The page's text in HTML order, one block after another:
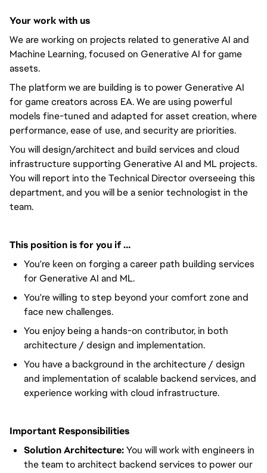
Your work with us
We are working on projects related to generative AI and
Machine Learning, focused on Generative AI for game
assets.
The platform we are building is to power Generative AI
for game creators across EA. We are using powerful
models fine-tuned and adapted for asset creation, where
performance, ease of use, and security are priorities.
You will design/architect and build services and cloud
infrastructure supporting Generative AI and ML projects.
You will report into the Technical Director overseeing this
department, and you will be a senior technologist in the
team.
This position is for you if …
You're keen on forging a career path building services
for Generative AI and ML.
You're willing to step beyond your comfort zone and
face new challenges.
You enjoy being a hands-on contributor, in both
architecture / design and implementation.
You have a background in the architecture / design
and implementation of scalable backend services, and
experience working with cloud infrastructure.
Important Responsibilities
Solution Architecture:You will work with engineers in
the team to architect backend services to power our